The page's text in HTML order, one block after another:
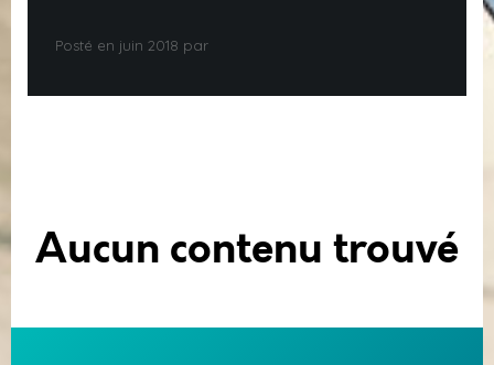
Posté en juin 2018 par
Aucun contenu trouvé